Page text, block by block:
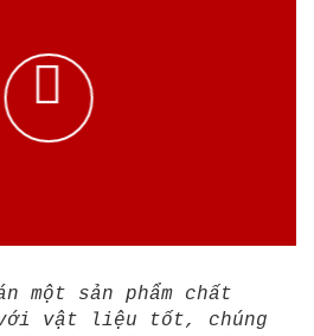
một sản phẩm chất
vật liệu tốt, chúng